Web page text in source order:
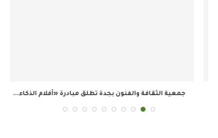
جمعية الثقافة والفنون بجدة تطلق مبادرة «أفلام الذكاء...